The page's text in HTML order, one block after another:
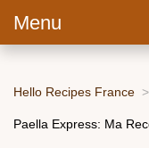
Menu
Hello Recipes France
Paella Express: Ma